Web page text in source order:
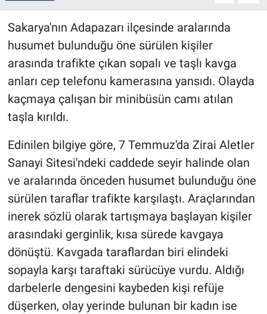
Sakarya'nın Adapazarı ilçesinde aralarında
husumet bulunduğu öne sürülen kişiler
arasında trafikte çıkan sopalı ve taşlı kavga
anları cep telefonu kamerasına yansıdı. Olayda
kaçmaya çalışan bir minibüsün camı atılan
taşla kırıldı.
Edinilen bilgiye göre, 7 Temmuz'da Zirai Aletler
Sanayi Sitesi'ndeki caddede seyir halinde olan
ve aralarında önceden husumet bulunduğu öne
sürülen taraflar trafikte karşılaştı. Araçlarından
inerek sözlü olarak tartışmaya başlayan kişiler
arasındaki gerginlik, kısa sürede kavgaya
dönüştü. Kavgada taraflardan biri elindeki
sopayla karşı taraftaki sürücüye vurdu. Aldığı
darbelerle dengesini kaybeden kişi refüje
düşerken, olay yerinde bulunan bir kadın ise